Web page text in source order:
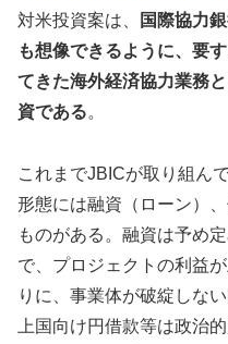
対米投資案は、
国際協力
も想像できるように、要
てきた海外経済協力業務
資である。
これまでJBICが取り組ん
形態には融資（ローン）
ものがある。融資は予め
で、プロジェクトの利益
りに、事業体が破綻しな
上国向け円借款等は政治